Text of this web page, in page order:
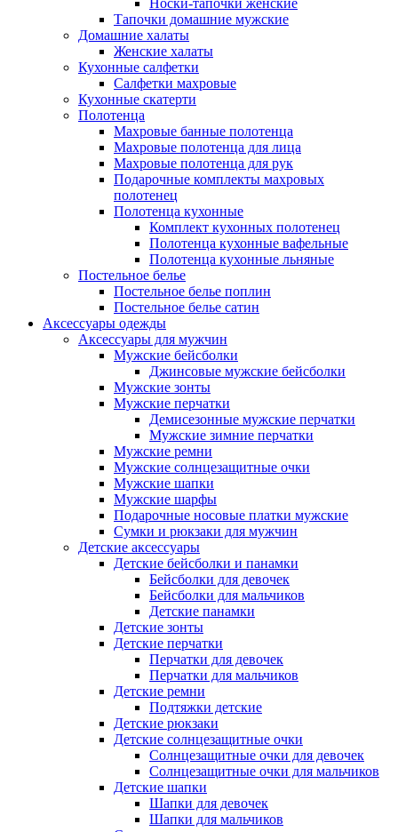
Носки-тапочки женские
Тапочки домашние мужские
Домашние халаты
Женские халаты
Кухонные салфетки
Салфетки махровые
Кухонные скатерти
Полотенца
Махровые банные полотенца
Махровые полотенца для лица
Махровые полотенца для рук
Подарочные комплекты махровых
полотенец
Полотенца кухонные
Комплект кухонных полотенец
Полотенца кухонные вафельные
Полотенца кухонные льняные
Постельное белье
Постельное белье поплин
Постельное белье сатин
Аксессуары одежды
Аксессуары для мужчин
Мужские бейсболки
Джинсовые мужские бейсболки
Мужские зонты
Мужские перчатки
Демисезонные мужские перчатки
Мужские зимние перчатки
Мужские ремни
Мужские солнцезащитные очки
Мужские шапки
Мужские шарфы
Подарочные носовые платки мужские
Сумки и рюкзаки для мужчин
Детские аксессуары
Детские бейсболки и панамки
Бейсболки для девочек
Бейсболки для мальчиков
Детские панамки
Детские зонты
Детские перчатки
Перчатки для девочек
Перчатки для мальчиков
Детские ремни
Подтяжки детские
Детские рюкзаки
Детские солнцезащитные очки
Солнцезащитные очки для девочек
Солнцезащитные очки для мальчиков
Детские шапки
Шапки для девочек
Шапки для мальчиков